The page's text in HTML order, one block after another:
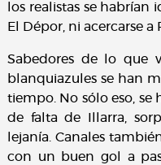
los realistas se habrían
El Dépor, ni acercarse a
Sabedores de lo que
blanquiazules se han
tiempo. No sólo eso, se
de falta de Illarra,
lejanía. Canales
con un buen gol a